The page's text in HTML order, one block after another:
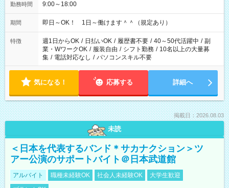
勤務時間 9:00～18:00
期間 即日～OK！ 1日～働けます＾＾（規定あり）
特徴 週1日からOK / 日払いOK / 履歴書不要 / 40～50代活躍中 / 副
業・WワークOK / 服装自由 / シフト勤務 / 10名以上の大量募
集 / 電話対応なし / パソコンスキル不要
気になる！ 応募する 詳細へ
掲載日：2026.08.03
未読
＜日本を代表するバンド＊サカナクション＞ツ
アー公演のサポートバイト＠日本武道館
アルバイト 職種未経験OK 社会人未経験OK
大学生歓迎